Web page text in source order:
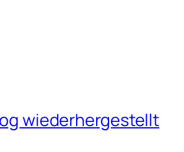
wiederhergestellt